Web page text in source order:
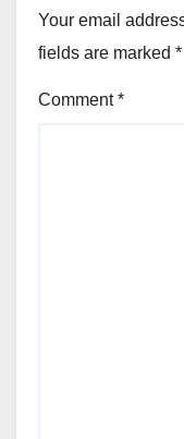
Your email
fields are marked *
Comment*